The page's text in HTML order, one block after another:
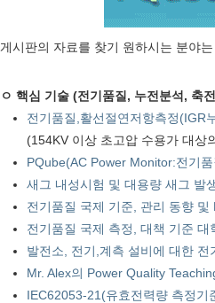
게시판의 자료를 찾기 원하시는 분야
ㅇ 핵심 기술 (전기품질, 누전분석, 축
전기품질,활선절연저항측정(IGR
(154KV 이상 초고압 수용가 대상
PQube(AC Power Monitor:전기
새그 내성시험 및 대용량 새그 발
전기품질 국제 기준, 관리 동향
전기품질 국제 측정, 대책 기준
발전소, 전기,계측 설비에 대한
Mr. Alex의 Power Quality
IEC62053-21(유효전력량 측정기